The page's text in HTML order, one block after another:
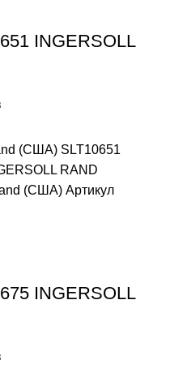
INGERSOLL
(США) SLT10651
RAND
(США) Артикул
INGERSOLL